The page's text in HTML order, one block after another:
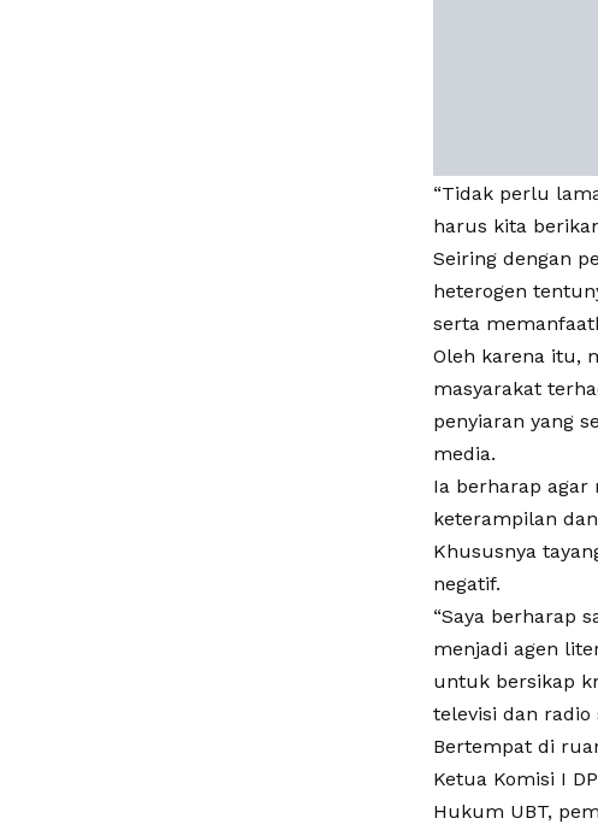
“Tidak perlu
harus kita
Seiring dengan
heterogen
serta
Oleh karena itu,
masyarakat
penyiaran yang
media.
Ia berharap agar
keterampilan
Khususnya
negatif.
“Saya berharap
menjadi agen
untuk bersikap
televisi dan radio
Bertempat di
Ketua Komisi I
Hukum UBT,